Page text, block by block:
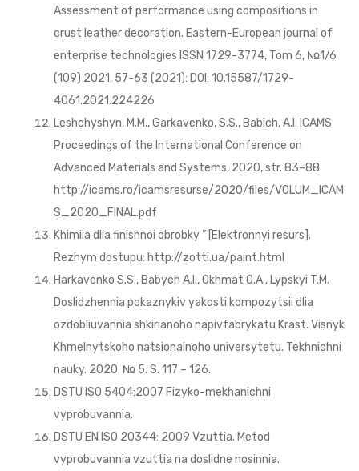
Assessment of performance using compositions in
crust leather decoration. Eastern-European journal of
enterprise technologies ISSN 1729-3774, Tom 6, №1/6
(109) 2021, 57-63 (2021): DOI: 10.15587/1729-
4061.2021.224226
Leshchyshyn, M.M., Garkavenko, S.S., Babich, A.I. ICAMS
Proceedings of the International Conference on
Advanced Materials and Systems, 2020, str. 83–88
http://icams.ro/icamsresurse/2020/files/VOLUM_ICAM
S_2020_FINAL.pdf
Khimiia dlia finishnoi obrobky ” [Elektronnyi resurs].
Rezhym dostupu: http://zotti.ua/paint.html
Harkavenko S.S., Babych A.I., Okhmat O.A., Lypskyi T.M.
Doslidzhennia pokaznykiv yakosti kompozytsii dlia
ozdobliuvannia shkirianoho napivfabrykatu Krast. Visnyk
Khmelnytskoho natsionalnoho universytetu. Tekhnichni
nauky. 2020. № 5. S. 117 – 126.
DSTU ISO 5404:2007 Fizyko-mekhanichni
vyprobuvannia.
DSTU EN ISO 20344: 2009 Vzuttia. Metod
vyprobuvannia vzuttia na doslidne nosinnia.